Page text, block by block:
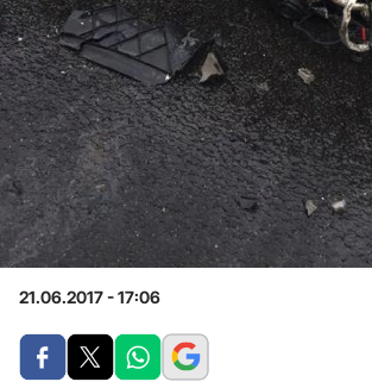
21.06.2017 - 17:06